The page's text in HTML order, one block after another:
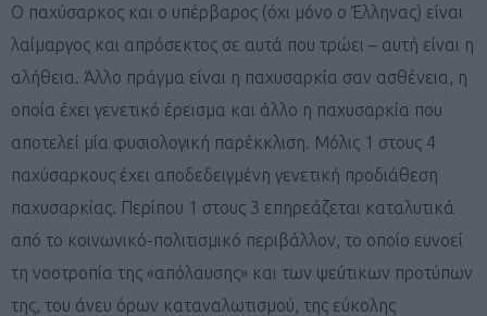
Ο παχύσαρκος και ο υπέρβαρος (όχι μόνο ο Έλληνας) είναι
λαίμαργος και απρόσεκτος σε αυτά που τρώει – αυτή είναι η
αλήθεια. Άλλο πράγμα είναι η παχυσαρκία σαν ασθένεια, η
οποία έχει γενετικό έρεισμα και άλλο η παχυσαρκία που
αποτελεί μία φυσιολογική παρέκκλιση. Μόλις 1 στους 4
παχύσαρκους έχει αποδεδειγμένη γενετική προδιάθεση
παχυσαρκίας. Περίπου 1 στους 3 επηρεάζεται καταλυτικά
από το κοινωνικό-πολιτισμικό περιβάλλον, το οποίο ευνοεί
τη νοοτροπία της «απόλαυσης» και των ψεύτικων προτύπων
της, του άνευ όρων καταναλωτισμού, της εύκολης